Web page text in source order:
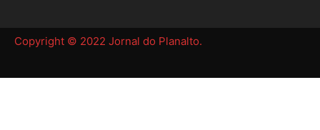
Copyright © 2022 Jornal do Planalto.